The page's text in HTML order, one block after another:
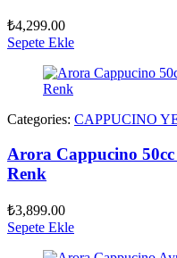
₺4,299.00
Sepete Ekle
Categories: CAPPUCINO
Arora Cappucino
Renk
₺3,899.00
Sepete Ekle